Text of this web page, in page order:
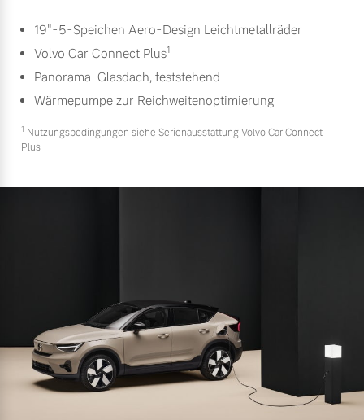
19"-5-Speichen Aero-Design Leichtmetallräder
Volvo Car Connect Plus1
Panorama-Glasdach, feststehend
Wärmepumpe zur Reichweitenoptimierung
1 Nutzungsbedingungen siehe Serienausstattung Volvo Car Connect
Plus